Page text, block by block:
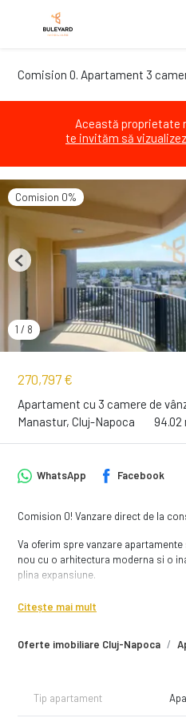
Comision 0. Apartament 3
Această proprietate
te invităm să
270,797 €
Apartament cu 3 camere de
Manastur, Cluj-Napoca
94.02
Comision 0%
1 / 8
Previous
Oferte imobiliare Cluj-Napoca
WhatsApp Facebook
Comision 0! Vanzare direct de la
Va oferim spre vanzare
nou cu o arhitectura moderna si o
plina expansiune.
Imobilul este structurat
in comun.
Citește mai mult
Tip apartament